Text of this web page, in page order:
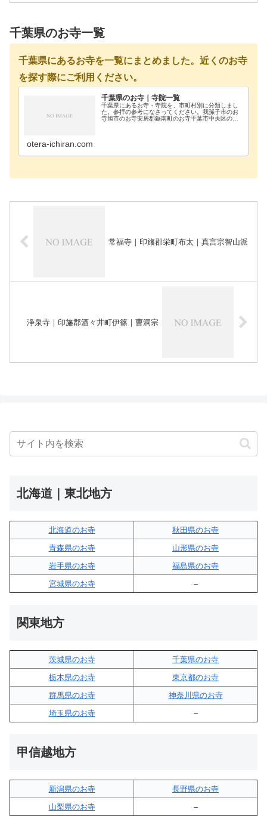
千葉県のお寺一覧
千葉県にあるお寺を一覧にまとめました。近くのお寺
を探す際にご利用ください。
千葉県のお寺｜寺院一覧
千葉県にあるお寺・寺院を、市町村別に分類しまし
た。参拝の参考になさってください。我孫子市のお
寺旭市のお寺安房郡鋸南町のお寺千葉市中央区のお
otera-ichiran.com
常福寺｜印旛郡栄町布太｜真言宗智山派
浄泉寺｜印旛郡酒々井町伊篠｜曹洞宗
北海道｜東北地方
北海道のお寺
秋田県のお寺
青森県のお寺
山形県のお寺
岩手県のお寺
福島県のお寺
宮城県のお寺
–
関東地方
茨城県のお寺
千葉県のお寺
栃木県のお寺
東京都のお寺
群馬県のお寺
神奈川県のお寺
埼玉県のお寺
–
甲信越地方
新潟県のお寺
長野県のお寺
山梨県のお寺
–